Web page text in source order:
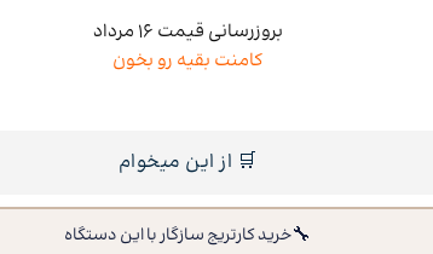
بروزرسانی قیمت 16 مرداد
کامنت بقیه رو بخون
🛒 از این میخوام
خرید کارتریج سازگار با این دستگاه